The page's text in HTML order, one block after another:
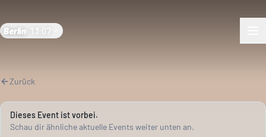
Berlin 13:07
Zurück
Dieses Event ist vorbei.
Schau dir ähnliche aktuelle Events weiter unten an.